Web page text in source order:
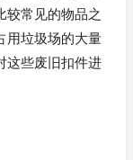
较常见的物品之
用垃圾场的大量
这些废旧扣件进